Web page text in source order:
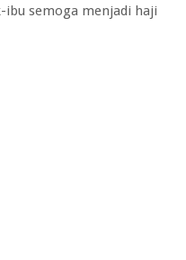
ibu semoga menjadi haji